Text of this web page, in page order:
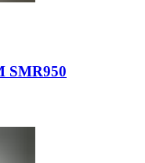
SMR950